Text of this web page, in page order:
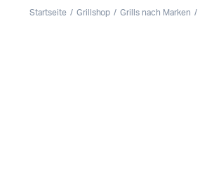
Startseite Grillshop Grills nach Marken